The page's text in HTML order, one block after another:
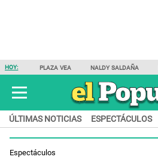
HOY: PLAZA VEA NALDY SALDAÑA
ÚLTIMAS NOTICIAS ESPECTÁCULOS
Espectáculos